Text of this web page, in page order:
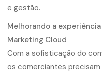
e gestão.
Melhorando a
Marketing Cloud
Com a sofisticação do
os comerciantes